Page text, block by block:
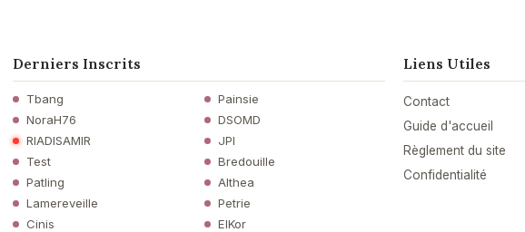
Derniers Inscrits
Tbang
Painsie
NoraH76
DSOMD
RIADISAMIR
JPI
Test
Bredouille
Patling
Althea
Lamereveille
Petrie
Cinis
ElKor
Liens Utiles
Contact
Guide d'accueil
Règlement du site
Confidentialité